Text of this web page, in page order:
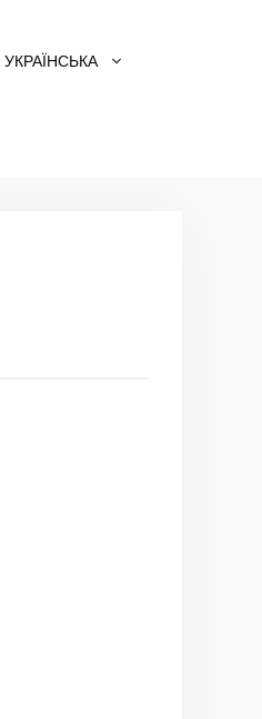
УКРАЇНСЬКА